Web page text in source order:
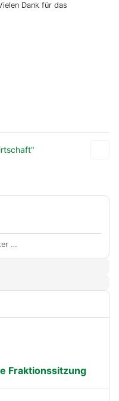
Dank für das
…
Fraktionssitzung